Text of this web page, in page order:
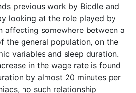
previous work by Biddle and
looking at the role played by
affecting somewhere between a
the general population, on the
variables and sleep duration.
in the wage rate is found
by almost 20 minutes per
no such relationship